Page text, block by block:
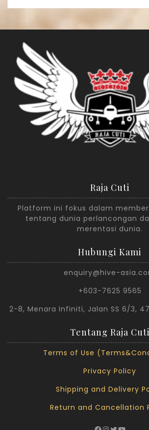
Raja Cuti
Platform ini fokus dalam
tentang dunia perlancongan
merentasi dunia.
Hubungi Kami
enquiry@hive-
+603-7625 9565
2-8, Menara Infiniti, Jalan SS 6/3,
Tentang Raja Cuti
Terms of Use
Privacy Policy
Shipping and Delivery
Return and Cancellation